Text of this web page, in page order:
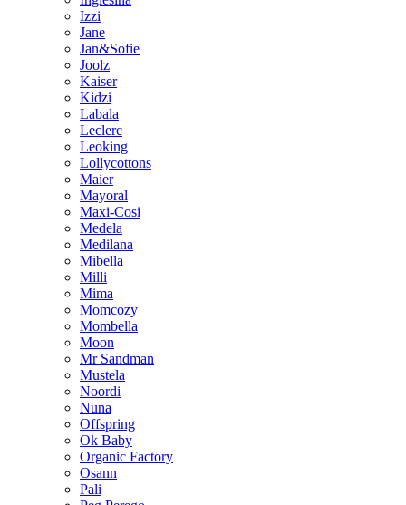
Izzi
Jane
Jan&Sofie
Joolz
Kaiser
Kidzi
Labala
Leclerc
Leoking
Lollycottons
Maier
Mayoral
Maxi-Cosi
Medela
Medilana
Mibella
Milli
Mima
Momcozy
Mombella
Moon
Mr Sandman
Mustela
Noordi
Nuna
Offspring
Ok Baby
Organic Factory
Osann
Pali